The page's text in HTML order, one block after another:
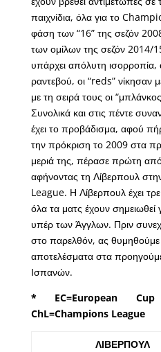
παιχνίδια, όλα για το
φάση των “16” της σεζόν
των ομίλων της σεζόν 2014/
υπάρχει απόλυτη
ραντεβού, οι “reds” νίκησαν
με τη σειρά τους οι
Συνολικά και στις πέντε
έχει το προβάδισμα, αφού
την πρόκριση το 2009 στα
μεριά της, πέρασε πρώτη
αφήνοντας τη Λίβερπουλ
League. Η Λίβερπουλ έχει
όλα τα ματς έχουν σημειωθεί
υπέρ των Άγγλων. Πριν
στο παρελθόν, ας θυμηθούμε
αποτελέσματα στα
Ισπανών.
* EC=European
ChL=Champions League
ΛΙΒΕΡΠΟΥΛ